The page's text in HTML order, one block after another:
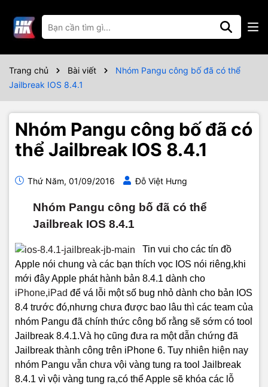
Trang chủ Bài viết
Nhóm Pangu công bố đã có thể
Jailbreak IOS 8.4.1
Nhóm Pangu công bố đã có
thể Jailbreak IOS 8.4.1
Thứ Năm, 01/09/2016 Đỗ Việt Hưng
Nhóm Pangu công bố đã có thể
Jailbreak IOS 8.4.1
Tin vui cho các tín đồ
Apple nói chung và các bạn thích vọc IOS nói riêng,khi
mới đây Apple phát hành bản 8.4.1 dành cho
iPhone,iPad để vá lỗi một số bug nhỏ dành cho bản IOS
8.4 trước đó,nhưng chưa được bao lâu thì các team của
nhóm Pangu đã chính thức công bố rằng sẽ sớm có tool
Jailbreak 8.4.1.Và họ cũng đưa ra một dẫn chứng đã
Jailbreak thành công trên iPhone 6. Tuy nhiên hiện nay
nhóm Pangu vẫn chưa vội vàng tung ra tool Jailbreak
8.4.1 vì vội vàng tung ra,có thể Apple sẽ khóa các lỗ